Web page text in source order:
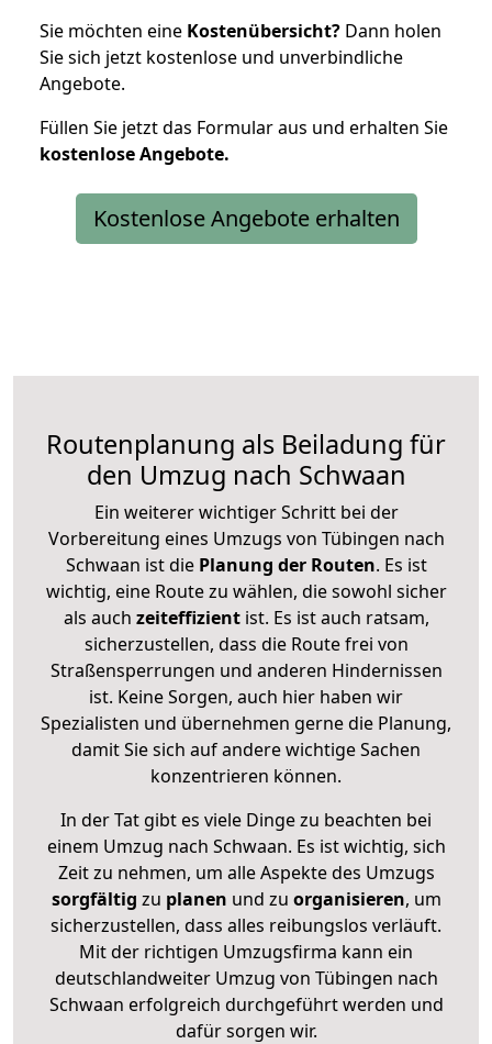
Sie möchten eine Kostenübersicht? Dann holen
Sie sich jetzt kostenlose und unverbindliche
Angebote.
Füllen Sie jetzt das Formular aus und erhalten Sie
kostenloseAngebote.
Kostenlose Angebote erhalten
Routenplanung als Beiladung für
den Umzug nach Schwaan
Ein weiterer wichtiger Schritt bei der
Vorbereitung eines Umzugs von Tübingen nach
Schwaan ist diePlanung der Routen. Es ist
wichtig, eine Route zu wählen, die sowohl sicher
als auch zeiteffizientist. Es ist auch ratsam,
sicherzustellen, dass die Route frei von
Straßensperrungen und anderen Hindernissen
ist. Keine Sorgen, auch hier haben wir
Spezialisten und übernehmen gerne die Planung,
damit Sie sich auf andere wichtige Sachen
konzentrieren können.
In der Tat gibt es viele Dinge zu beachten bei
einem Umzug nach Schwaan. Es ist wichtig, sich
Zeit zu nehmen, um alle Aspekte des Umzugs
sorgfältig zu planen und zu organisieren, um
sicherzustellen, dass alles reibungslos verläuft.
Mit der richtigen Umzugsfirma kann ein
deutschlandweiter Umzug von Tübingen nach
Schwaan erfolgreich durchgeführt werden und
dafür sorgen wir.